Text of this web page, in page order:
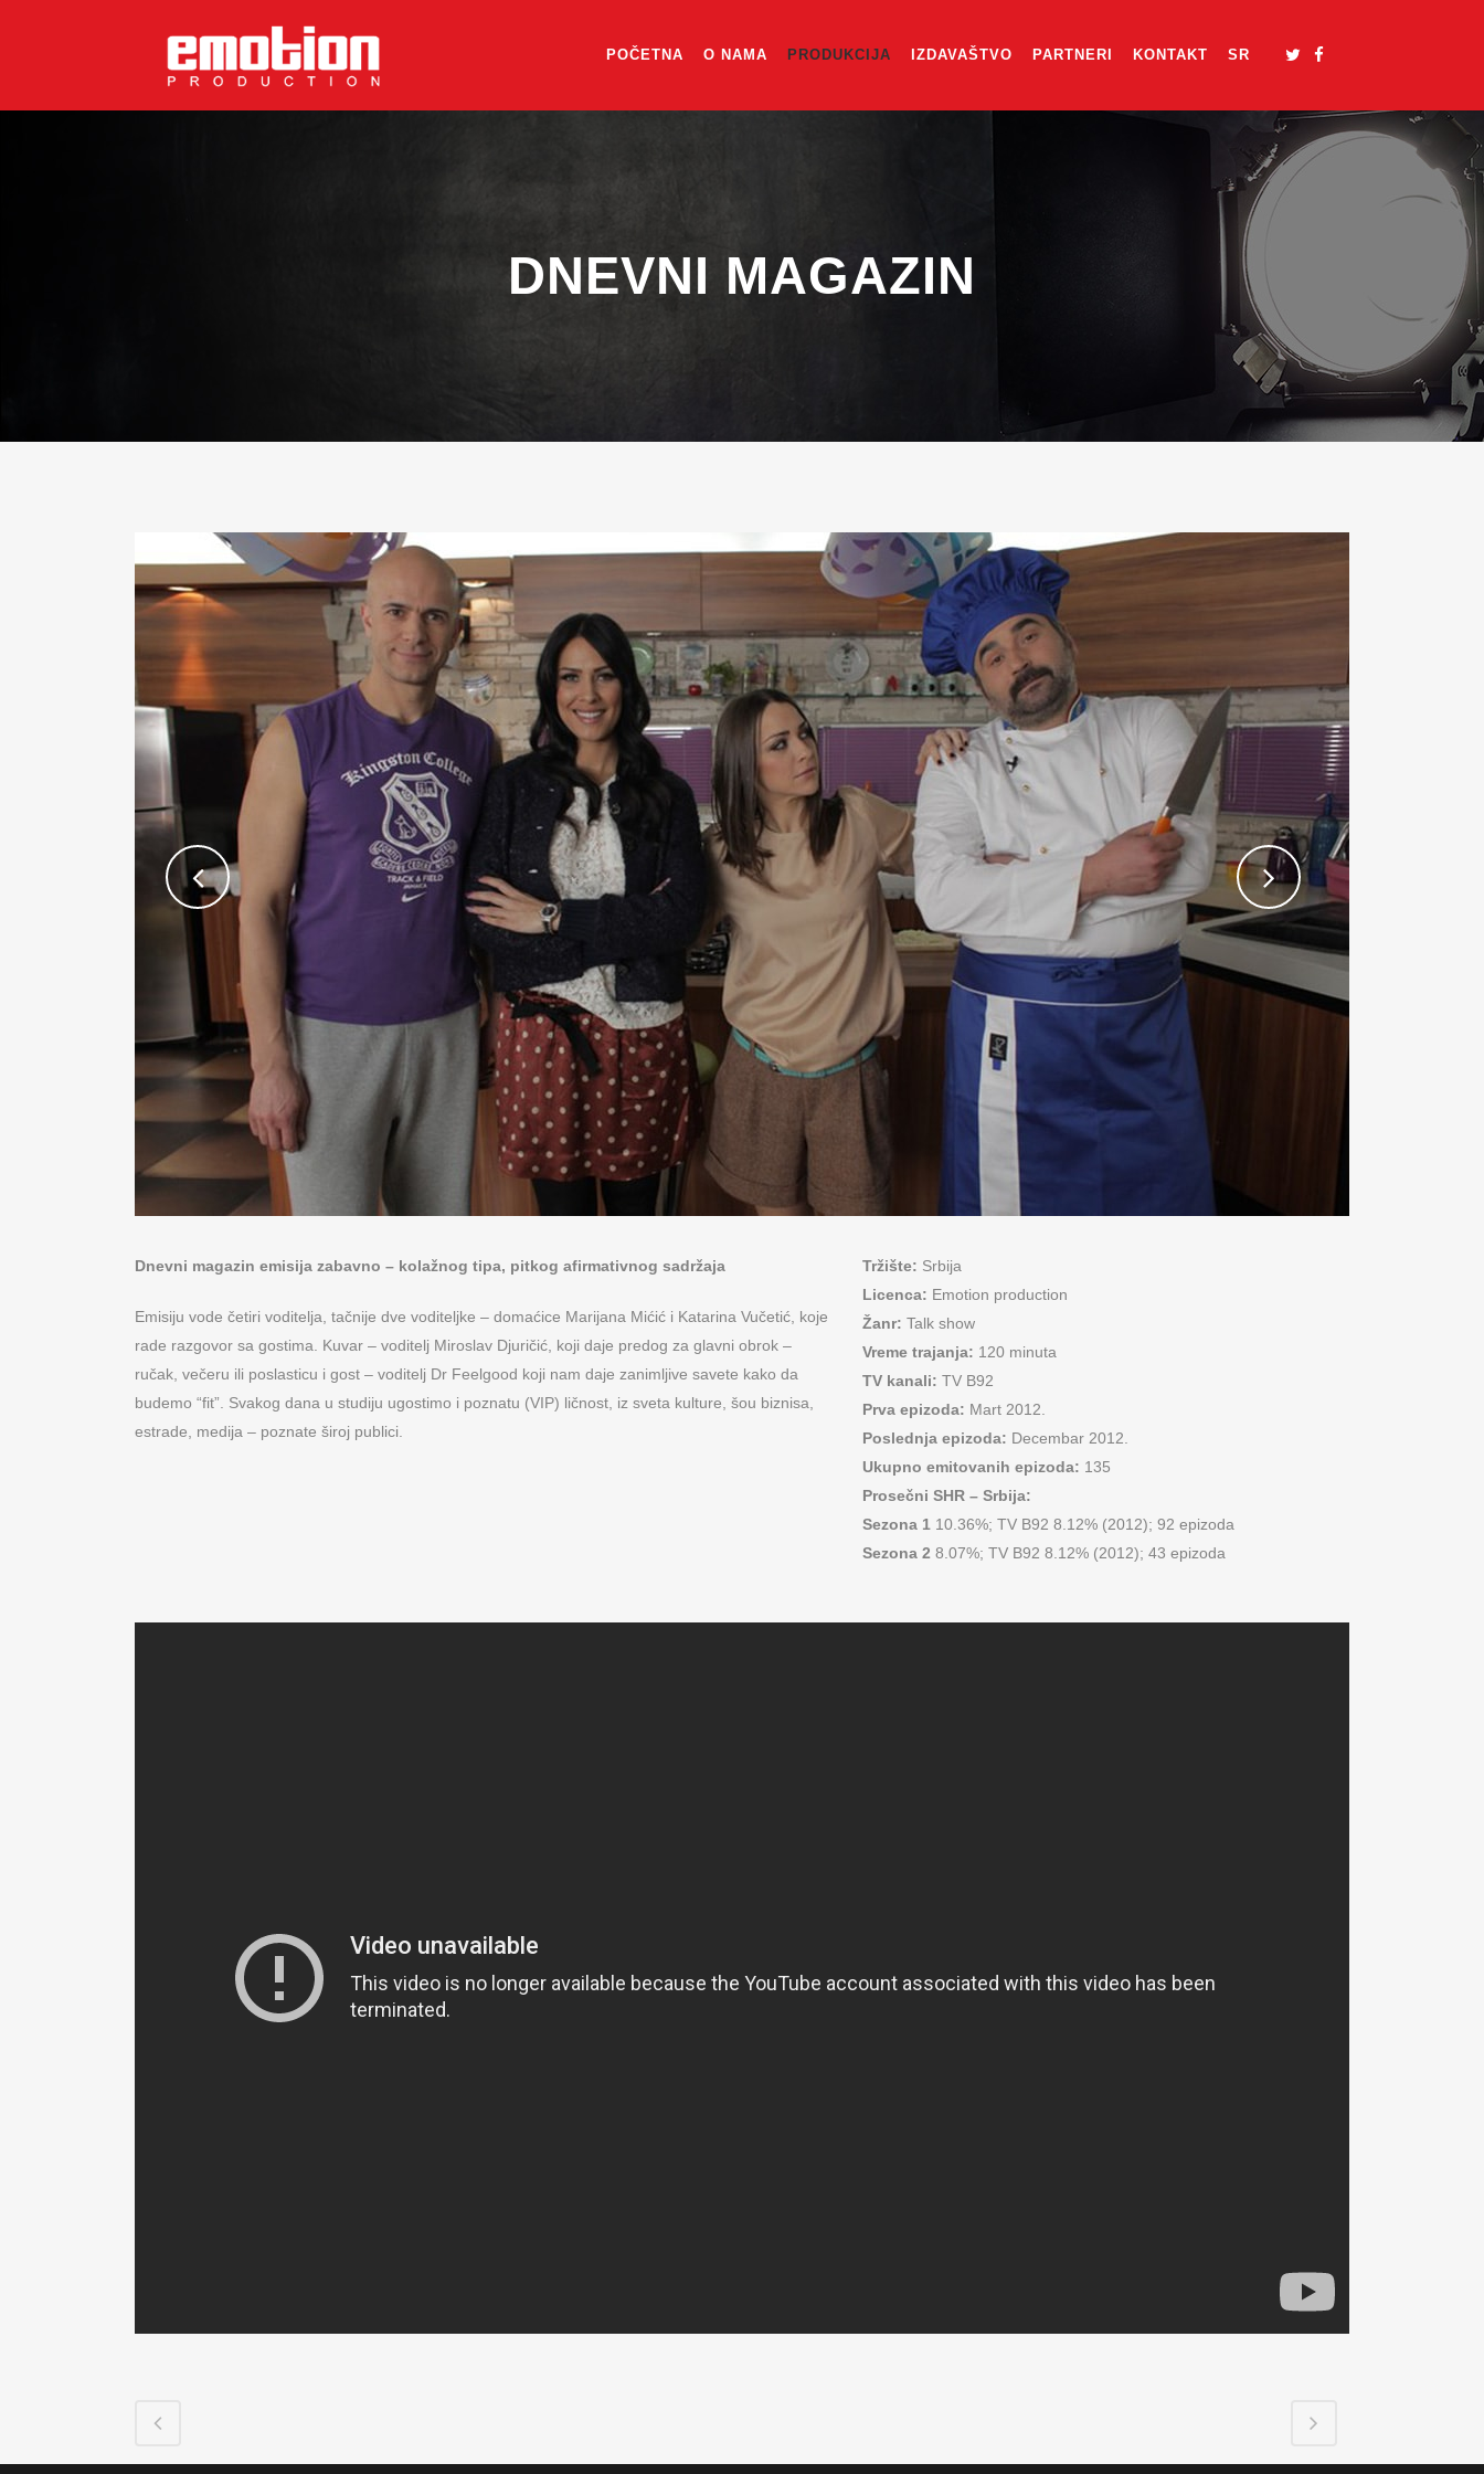
POČETNA O NAMA PRODUKCIJA IZDAVAŠTVO PARTNERI KONTAKT SR
DNEVNI MAGAZIN
Dnevni magazin emisija zabavno – kolažnog tipa, pitkog afirmativnog sadržaja
Emisiju vode četiri voditelja, tačnije dve voditeljke – domaćice Marijana Mićić i Katarina Vučetić, koje
rade razgovor sa gostima. Kuvar – voditelj Miroslav Djuričić, koji daje predog za glavni obrok –
ručak, večeru ili poslasticu i gost – voditelj Dr Feelgood koji nam daje zanimljive savete kako da
budemo “fit”. Svakog dana u studiju ugostimo i poznatu (VIP) ličnost, iz sveta kulture, šou biznisa,
estrade, medija – poznate široj publici.
Tržište: Srbija
Licenca: Emotion production
Žanr: Talk show
Vreme trajanja: 120 minuta
TV kanali: TV B92
Prva epizoda: Mart 2012.
Poslednja epizoda: Decembar 2012.
Ukupno emitovanih epizoda: 135
Prosečni SHR – Srbija:
Sezona 1 10.36%; TV B92 8.12% (2012); 92 epizoda
Sezona 2 8.07%; TV B92 8.12% (2012); 43 epizoda